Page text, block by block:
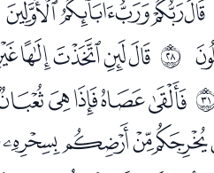
ﮄﮅﮆﮇﮈ
ﰛ